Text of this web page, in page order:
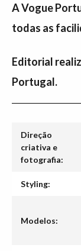
A Vogue
todas as
Editorial
Portugal.
Direção
criativa e
fotografia:
Styling:
Modelos: